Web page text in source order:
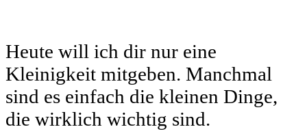
Heute will ich dir nur eine
Kleinigkeit mitgeben. Manchmal
sind es einfach die kleinen Dinge,
die wirklich wichtig sind.